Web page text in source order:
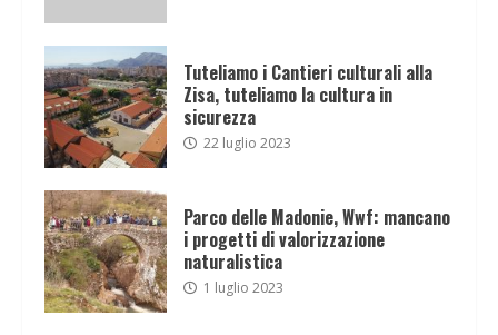
Tuteliamo i Cantieri culturali alla
Zisa, tuteliamo la cultura in
sicurezza
22 luglio 2023
Parco delle Madonie, Wwf: mancano
i progetti di valorizzazione
naturalistica
1 luglio 2023